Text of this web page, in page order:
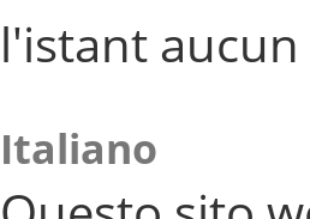
l'istant
Italiano